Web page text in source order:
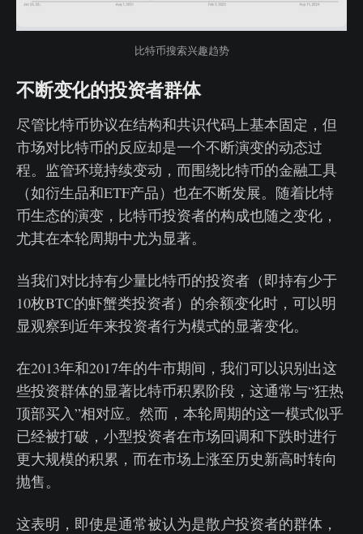
比特币搜索兴趣趋势
不断变化的投资者群体
尽管比特币协议在结构和共识代码上基本固定，但
市场对比特币的反应却是一个不断演变的动态过
程。监管环境持续变动，而围绕比特币的金融工具
（如衍生品和ETF产品）也在不断发展。随着比特
币生态的演变，比特币投资者的构成也随之变化，
尤其在本轮周期中尤为显著。
当我们对比持有少量比特币的投资者（即持有少于
10枚BTC的虾蟹类投资者）的余额变化时，可以明
显观察到近年来投资者行为模式的显著变化。
在2013年和2017年的牛市期间，我们可以识别出这
些投资群体的显著比特币积累阶段，这通常与“狂热
顶部买入”相对应。然而，本轮周期的这一模式似乎
已经被打破，小型投资者在市场回调和下跌时进行
更大规模的积累，而在市场上涨至历史新高时转向
抛售。
这表明，即使是通常被认为是散户投资者的群体，